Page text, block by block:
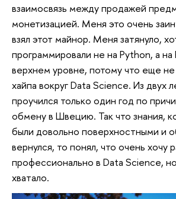
взаимосвязь между продажей
монетизацией. Меня это очень
взял этот майнор. Меня затянуло,
программировали не на Python, а на
верхнем уровне, потому что еще
хайпа вокруг Data Science. Из двух
проучился только один год по
обмену в Швецию. Так что знания,
были довольно поверхностными и
вернулся, то понял, что очень хочу
профессионально в Data Science,
хватало.